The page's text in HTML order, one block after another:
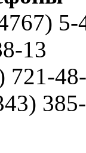
5-
13
721-